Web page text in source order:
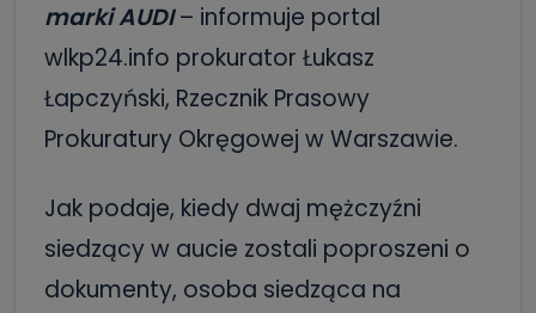
marki AUDI– informuje portal
wlkp24.info prokurator Łukasz
Łapczyński, Rzecznik Prasowy
Prokuratury Okręgowej w Warszawie.
Jak podaje, kiedy dwaj mężczyźni
siedzący w aucie zostali poproszeni o
dokumenty, osoba siedząca na